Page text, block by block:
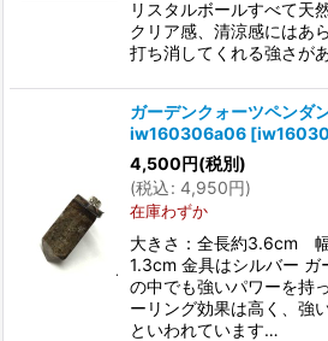
リスタルボールすべて天
クリア感、清涼感にはあ
打ち消してくれる強さが
ガーデンクォーツペンダ
iw160306a06 [
4,500円(税別)
(税込: 4,950円)
在庫わずか
大きさ：全長約3.6cm
1.3cm 金具はシルバー ガ
の中でも強いパワーを持
ーリング効果は高く、強
といわれています…